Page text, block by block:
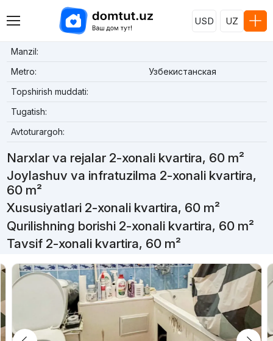
USD UZ
Manzil:
Metro:
Узбекистанская
Topshirish muddati:
Tugatish:
Avtoturargoh:
Narxlar va rejalar 2-xonali kvartira, 60 m²
Joylashuv va infratuzilma 2-xonali kvartira,
60 m²
Xususiyatlari 2-xonali kvartira, 60 m²
Qurilishning borishi 2-xonali kvartira, 60 m²
Tavsif 2-xonali kvartira, 60 m²